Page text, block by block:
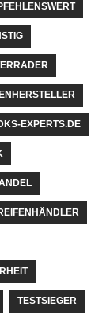
EXPERTS.DE
TESTSIEGER